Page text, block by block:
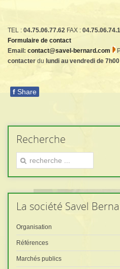
TEL : 04.75.06.77.62 FAX :
Formulaire de contact
Email: contact@savel-bernard.com
contacter du lundi au vendredi de
f Share
Recherche
La société Savel
Organisation
Références
Marchés publics